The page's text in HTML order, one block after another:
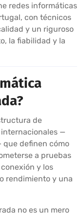
redes informáticas
con técnicos
y un riguroso
la fiabilidad y la
de
—
que definen cómo
a pruebas
y los
rendimiento y una
no es un mero